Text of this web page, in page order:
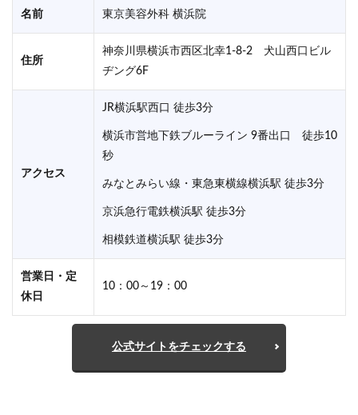
名前 東京美容外科 横浜院
住所
神奈川県横浜市西区北幸1-8-2 犬山西口ビル
ヂング6F
アクセス
JR横浜駅西口 徒歩3分
横浜市営地下鉄ブルーライン 9番出口 徒歩10
秒
みなとみらい線・東急東横線横浜駅 徒歩3分
京浜急行電鉄横浜駅 徒歩3分
相模鉄道横浜駅 徒歩3分
営業日・定
休日
10：00～19：00
公式サイトをチェックする